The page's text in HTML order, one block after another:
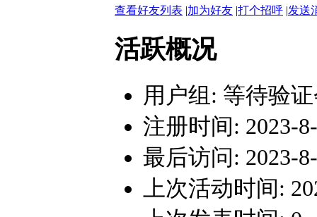
查看好友列表 |加为好友 |打个招呼 |发送
活跃概况
用户组: 等待验
注册时间: 2023-
最后访问: 2023-
上次活动时间: